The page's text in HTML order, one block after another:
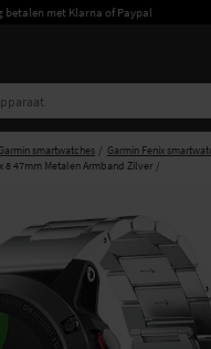
betalen met Klarna of Paypal
Garmin smartwatches
Garmin Fenix
8 47mm Metalen Armband Zilver